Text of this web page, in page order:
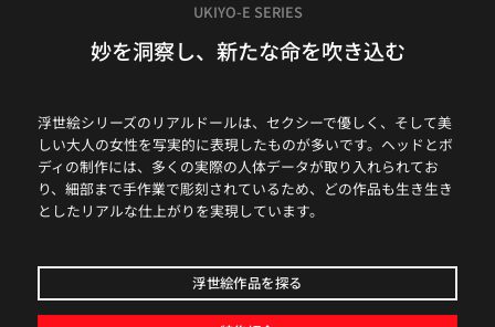
UKIYO-E SERIES
妙を洞察し、新たな命を吹き込む
浮世絵シリーズのリアルドールは、セクシーで優しく、そして美
しい大人の女性を写実的に表現したものが多いです。ヘッドとボ
ディの制作には、多くの実際の人体データが取り入れられてお
り、細部まで手作業で彫刻されているため、どの作品も生き生き
としたリアルな仕上がりを実現しています。
浮世絵作品を探る